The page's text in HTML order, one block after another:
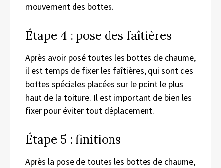
mouvement des bottes.
Étape 4 : pose des faîtières
Après avoir posé toutes les bottes de chaume,
il est temps de fixer les faîtières, qui sont des
bottes spéciales placées sur le point le plus
haut de la toiture. Il est important de bien les
fixer pour éviter tout déplacement.
Étape 5 : finitions
Après la pose de toutes les bottes de chaume,